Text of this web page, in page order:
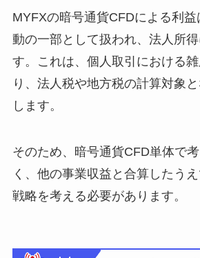
MYFXの暗号通貨CFDによる利
動の一部として扱われ、法人所
す。これは、個人取引における
り、法人税や地方税の計算対象
します。
そのため、暗号通貨CFD単体で
く、他の事業収益と合算したう
戦略を考える必要があります。